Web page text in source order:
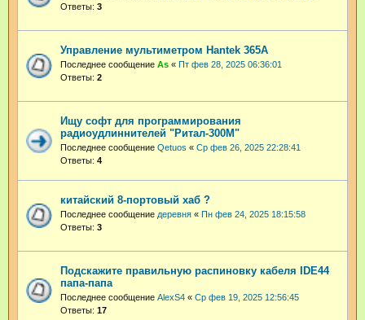
Ответы: 3
Управление мультиметром Hantek 365A
Последнее сообщение As « Пт фев 28, 2025 06:36:01
Ответы: 2
Ищу софт для программирования
радиоудлиннителей "Ритал-300М"
Последнее сообщение Qetuos « Ср фев 26, 2025 22:28:41
Ответы: 4
китайский 8-портовый хаб ?
Последнее сообщение деревня « Пн фев 24, 2025 18:15:58
Ответы: 3
Подскажите правильную распиновку кабеля IDE44
папа-папа
Последнее сообщение AlexS4 « Ср фев 19, 2025 12:56:45
Ответы: 17